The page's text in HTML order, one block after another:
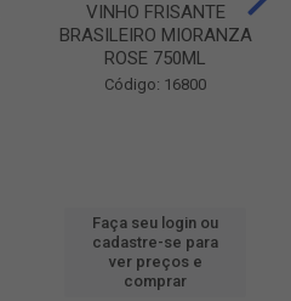
VINHO FRISANTE
BRASILEIRO MIORANZA
ROSE 750ML
Código: 16800
Faça seu login ou
cadastre-se para
ver preços e
comprar